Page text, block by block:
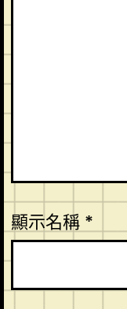
顯示名稱 *